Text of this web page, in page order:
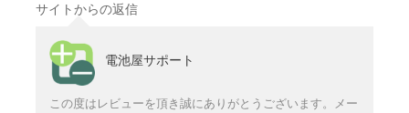
サイトからの返信
電池屋サポート
この度はレビューを頂き誠にありがとうございます。メー